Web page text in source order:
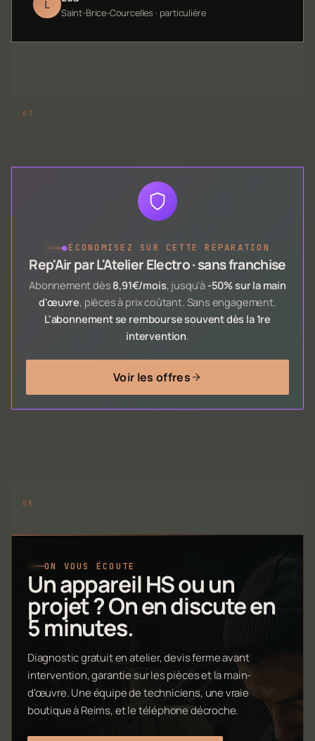
L
Saint-Brice-Courcelles · particulière
●ÉCONOMISEZ SUR CETTE RÉPARATION
Rep'Air par L'Atelier Electro · sans franchise
Abonnement dès 8,91€/mois, jusqu'à -50% sur la main
d'œuvre, pièces à prix coûtant. Sans engagement.
L'abonnement se rembourse souvent dès la 1re
intervention.
Voir les offres
ON VOUS ÉCOUTE
Un appareil HS ou un
projet ? On en discute en
5 minutes.
Diagnostic gratuit en atelier, devis ferme avant
intervention, garantie sur les pièces et la main-
d'œuvre. Une équipe de techniciens, une vraie
boutique à Reims, et le téléphone décroche.